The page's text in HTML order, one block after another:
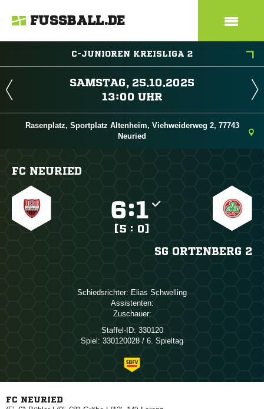
FUSSBALL.DE
C-JUNIOREN KREISLIGA 2
 
 
Rasenplatz, Sportplatz Altenheim, Viehweiderweg 2, 77743
Neuried
FC NEURIED
:
[5 : 0]
SG ORTENBERG 2
Schiedsrichter:  
Assistenten:
Zuschauer:
Staffel-ID: 330120
Spiel: 330120028 / 6. Spieltag
FC NEURIED